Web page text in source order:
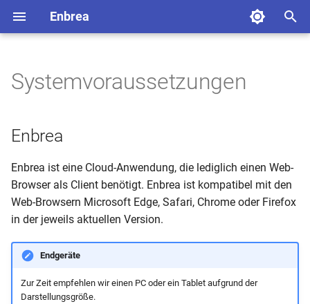
Enbrea
e
w
r
d
Einführung
Einführung
Dashboard
Meine Schule
Mein Account
Mein Account
Verzeichnisse
Überblick
Stammdaten
Überblick
Bewerberverwaltung
Überblick
Bewerberverfahren
Bewerbungen
Klassenbuch
Überblick
Woche
Navigation
Überblick
Navigation
Liste
Überblick
Vertretungen
Jetzt
Ausdruck
Enbrea
Enbrea Cli
Windows
macOS und Linux
Überblick
Installation
Zugriffstoken
Überblick
Import aus DaVinci
Import aus Magellan
Export nach Magellan
Import aus Untis
Import aus BBS-Planung
Import aus DaNiS
Überblick
Benutzergruppen
Benutzer
Übersicht Richtlinien
Überblick
Vertretungsplan
Online-Backups
Offline-Backups
Single Sign On
eduplaces
Changelog
Systemvoraussetzungen
Enbrea
Enbrea ist eine Cloud-Anwendung, die lediglich einen Web-
Browser als Client benötigt. Enbrea ist kompatibel mit den
Web-Browsern Microsoft Edge, Safari, Chrome oder Firefox
in der jeweils aktuellen Version.
Endgeräte
Zur Zeit empfehlen wir einen PC oder ein Tablet aufgrund der
Darstellungsgröße.